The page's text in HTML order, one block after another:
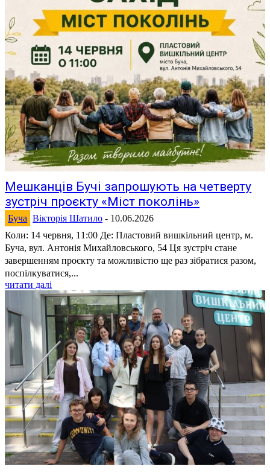
Мешканців Бучі запрошують на четверту
зустріч проєкту «Міст поколінь»
Буча Вікторія Шатило - 10.06.2026
Коли: 14 червня, 11:00 Де: Пластовий вишкільний центр, м.
Буча, вул. Антонія Михайловського, 54 Ця зустріч стане
завершенням проєкту та можливістю ще раз зібратися разом,
поспілкуватися,...
читати далі